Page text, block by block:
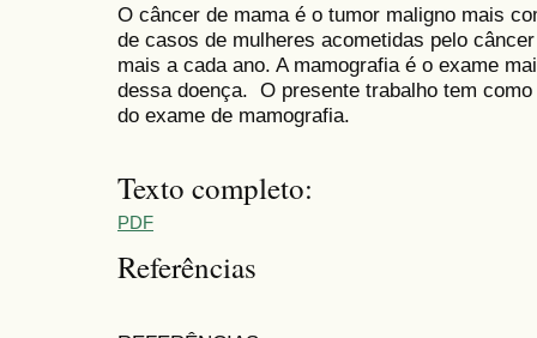
O câncer de mama é o tumor maligno mais
de casos de mulheres acometidas pelo
mais a cada ano. A mamografia é o exame
dessa doença. O presente trabalho tem
do exame de mamografia.
Texto completo:
PDF
Referências